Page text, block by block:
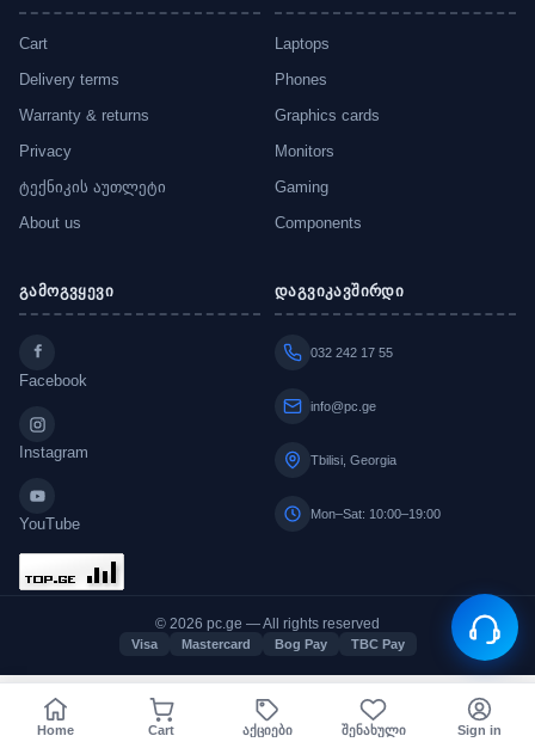
Cart
Delivery terms
Warranty & returns
Privacy
ტექნიკის აუთლეტი
About us
Laptops
Phones
Graphics cards
Monitors
Gaming
Components
გამოგვყევი
Facebook
Instagram
YouTube
დაგვიკავშირდი
032 242 17 55
info@pc.ge
Tbilisi, Georgia
Mon–Sat: 10:00–19:00
© 2026 pc.ge — All rights reserved
Visa Mastercard Bog Pay TBC Pay
Home Cart აქციები შენახული Sign in